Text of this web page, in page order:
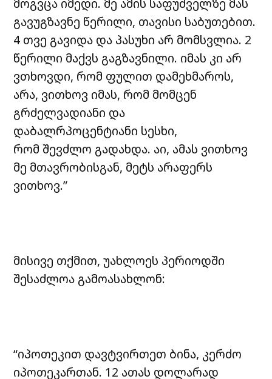
მოგვცა იმედი. მე ამის საფუძველზე მას
გავუგზავნე წერილი, თავისი საბუთებით.
4 თვე გავიდა და პასუხი არ მომსვლია. 2
წერილი მაქვს გაგზავნილი. იმას კი არ
ვთხოვდი, რომ ფულით დამეხმაროს,
არა, ვითხოვ იმას, რომ მომცენ
გრძელვადიანი და
დაბალრპოცენტიანი სესხი,
რომ შევძლო გადახდა. აი, ამას ვითხოვ
მე მთავრობისგან, მეტს არაფერს
ვითხოვ.”
მისივე თქმით, უახლოეს პერიოდში
შესაძლოა გამოასახლონ:
“იპოთეკით დავტვირთეთ ბინა, კერძო
იპოთეკართან. 12 ათას დოლარად